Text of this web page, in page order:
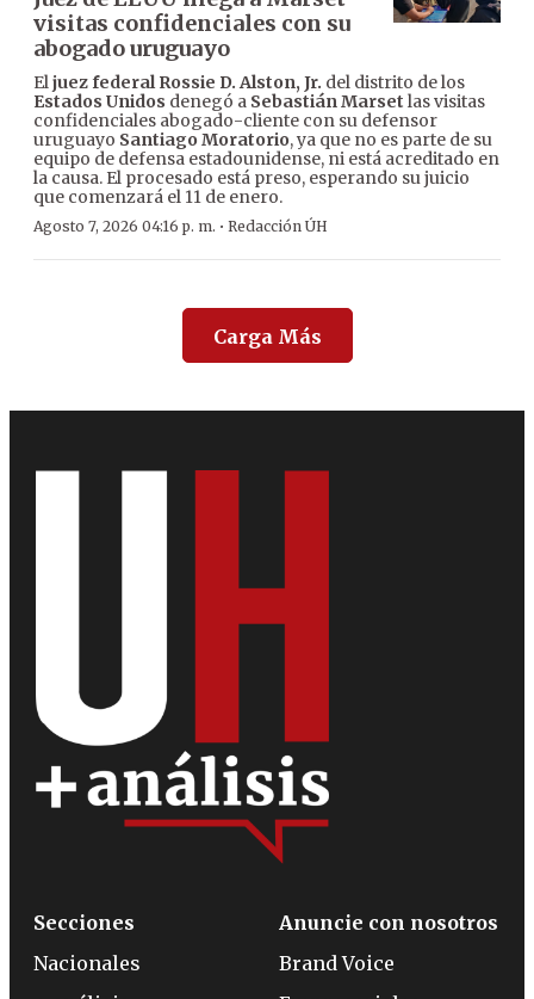
visitas confidenciales con su
abogado uruguayo
Eljuez federal Rossie D. Alston, Jr. del distrito de los
Estados Unidos denegó a Sebastián Marset las visitas
confidenciales abogado-cliente con su defensor
uruguayo Santiago Moratorio, ya que no es parte de su
equipo de defensa estadounidense, ni está acreditado en
la causa. El procesado está preso, esperando su juicio
que comenzará el 11 de enero.
Agosto 7, 2026 04:16 p. m. · Redacción ÚH
Carga Más
Secciones
Nacionales
Anuncie con nosotros
Brand Voice